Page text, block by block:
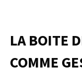
LA BOITE
COMME